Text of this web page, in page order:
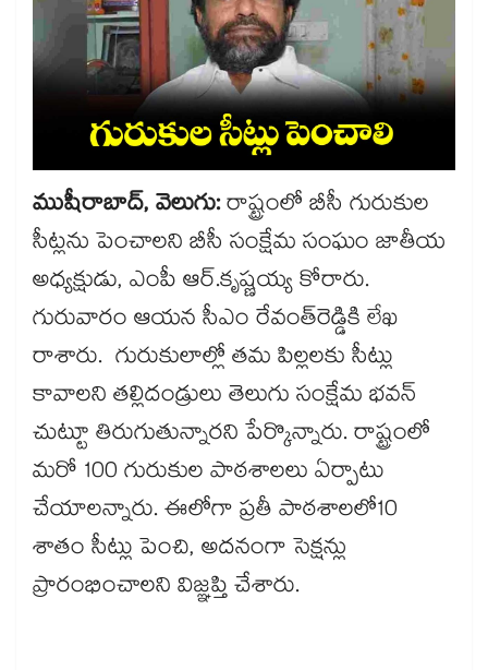
ముషీరాబాద్, వెలుగు:రాష్ట్రంలో బీసీ గురుకుల
సీట్లను పెంచాలని బీసీ సంక్షేమ సంఘం జాతీయ
అధ్యక్షుడు, ఎంపీ ఆర్.కృష్ణయ్య కోరారు.
గురువారం ఆయన సీఎం రేవంత్​రెడ్డికి లేఖ
రాశారు. గురుకులాల్లో తమ పిల్లలకు సీట్లు
కావాలని తల్లిదండ్రులు తెలుగు సంక్షేమ భవన్
చుట్టూ తిరుగుతున్నారని పేర్కొన్నారు. రాష్ట్రంలో
మరో 100 గురుకుల పాఠశాలలు ఏర్పాటు
చేయాలన్నారు. ఈలోగా ప్రతీ పాఠశాలలో10
శాతం సీట్లు పెంచి, అదనంగా సెక్షన్లు
ప్రారంభించాలని విజ్ఞప్తి చేశారు.